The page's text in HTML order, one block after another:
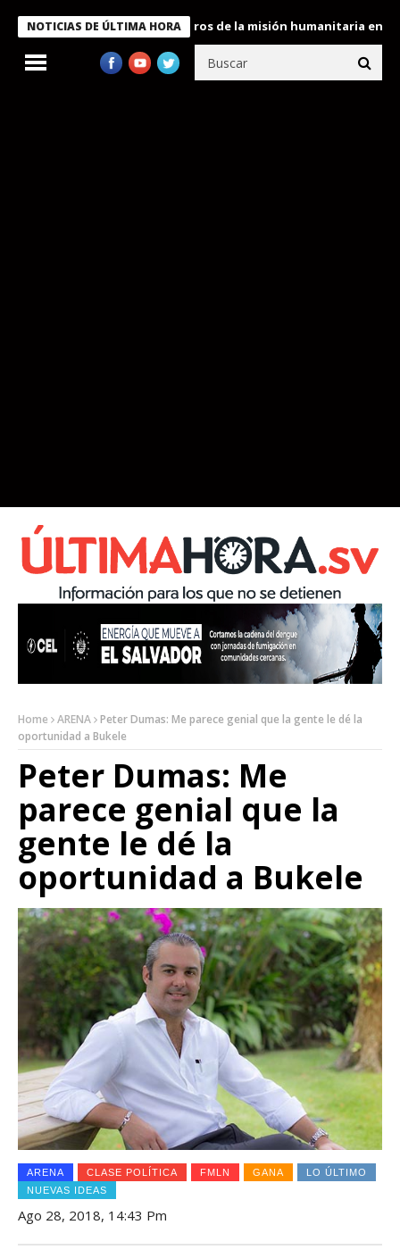
NOTICIAS DE ÚLTIMA HORA
condecora a miembros de la misión humanitaria enviada a
Home ARENA Peter Dumas: Me parece genial que la gente le dé la
oportunidad a Bukele
Peter Dumas: Me
parece genial que la
gente le dé la
oportunidad a Bukele
ARENA CLASE POLÍTICA FMLN GANA
LO ÚLTIMO
NUEVAS IDEAS
Ago 28, 2018, 14:43 Pm